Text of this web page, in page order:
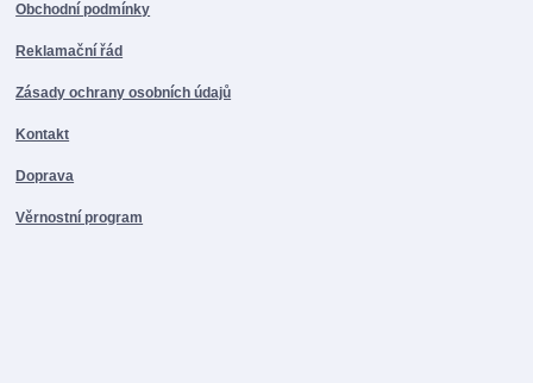
Obchodní podmínky
Reklamační řád
Zásady ochrany osobních údajů
Kontakt
Doprava
Věrnostní program